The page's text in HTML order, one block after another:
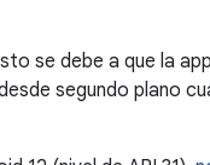
se debe a que la
segundo plano